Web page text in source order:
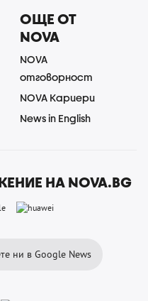
ОЩЕ ОТ
NOVA
NOVA
отговорност
NOVA Кариери
News in English
НА NOVA.BG
ни в Google News